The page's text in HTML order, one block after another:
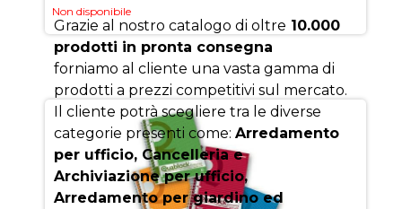
Non disponibile
Grazie al nostro catalogo di oltre 10.000
prodotti in pronta consegna
forniamo al cliente una vasta gamma di
prodotti a prezzi competitivi sul mercato.
Il cliente potrà scegliere tra le diverse
categorie presenti come: Arredamento
per ufficio, Cancelleria e
Archiviazione per ufficio,
Arredamento per giardino ed